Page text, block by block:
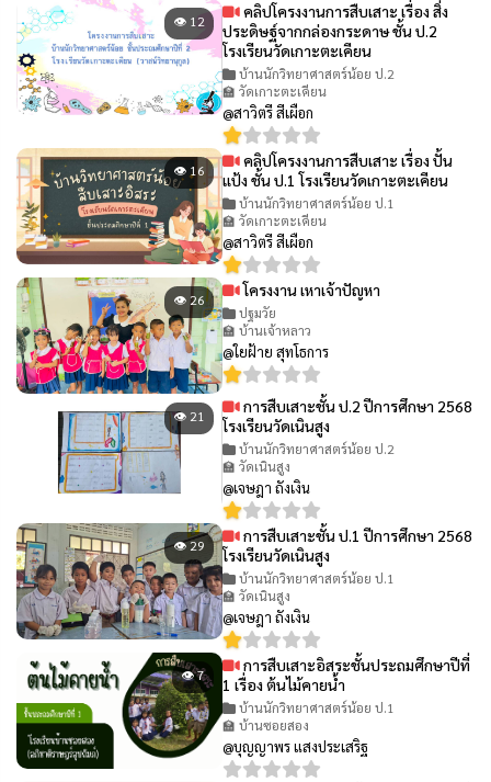
👁 12
คลิปโครงงานการสืบเสาะ เรื่อง สิ่ง
ประดิษฐ์จากกล่องกระดาษ ชั้น ป.2
โรงเรียนวัดเกาะตะเคียน
บ้านนักวิทยาศาสตร์น้อย ป.2
🏫 วัดเกาะตะเคียน
@สาวิตรี สีเผือก
👁 16
คลิปโครงงานการสืบเสาะ เรื่อง ปั้น
แป้ง ชั้น ป.1 โรงเรียนวัดเกาะตะเคียน
บ้านนักวิทยาศาสตร์น้อย ป.1
🏫 วัดเกาะตะเคียน
@สาวิตรี สีเผือก
👁 26 โครงงาน เหาเจ้าปัญหา
ปฐมวัย
🏫 บ้านเจ้าหลาว
@ใยฝ้าย สุทโธการ
👁 21
การสืบเสาะชั้น ป.2 ปีการศึกษา 2568
โรงเรียนวัดเนินสูง
บ้านนักวิทยาศาสตร์น้อย ป.2
🏫 วัดเนินสูง
@เจษฎา ถังเงิน
👁 29
การสืบเสาะชั้น ป.1 ปีการศึกษา 2568
โรงเรียนวัดเนินสูง
บ้านนักวิทยาศาสตร์น้อย ป.1
🏫 วัดเนินสูง
@เจษฎา ถังเงิน
👁 7
การสืบเสาะอิสระชั้นประถมศึกษาปีที่
1 เรื่อง ต้นไม้คายน้ำ
บ้านนักวิทยาศาสตร์น้อย ป.1
🏫 บ้านซอยสอง
@บุญญาพร แสงประเสริฐ